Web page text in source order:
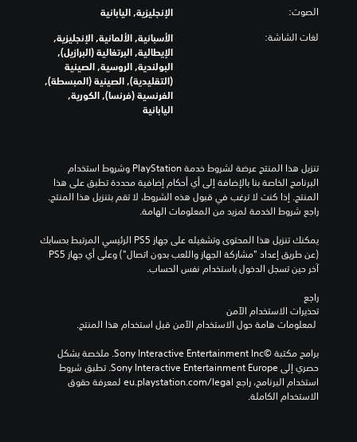
الصوت: الإنجليزية, اليابانية
لغات الشاشة:
الأسبانية, الألمانية, الإنجليزية,
الإيطالية, البرتغالية (البرازيل),
البولندية, الروسية, الصينية
(التقليدية), الصينية (المبسطة),
الفرنسية (فرنسا), الكورية,
اليابانية
راجع شروط الخدمة لمزيد من المعلومات الهامة.
آخر حين تسجل الدخول باستخدام نفس الحساب.
راجع
تحذيرات الاستخدام الآمن
الاستخدام الكاملة.